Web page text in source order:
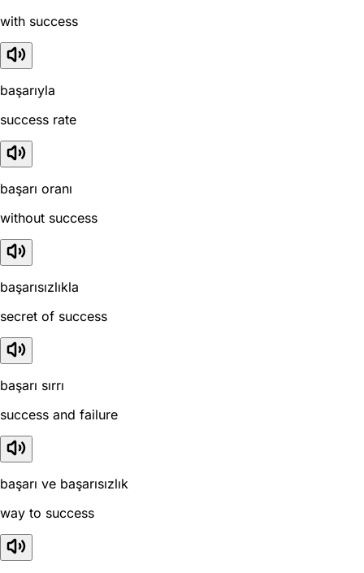
with success
başarıyla
success rate
başarı oranı
without success
başarısızlıkla
secret of success
başarı sırrı
success and failure
başarı ve başarısızlık
way to success